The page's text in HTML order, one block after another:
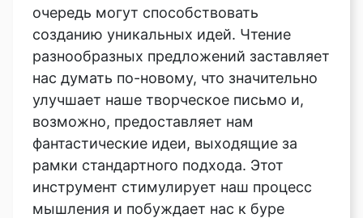
очередь могут способствовать
созданию уникальных идей. Чтение
разнообразных предложений заставляет
нас думать по-новому, что значительно
улучшает наше творческое письмо и,
возможно, предоставляет нам
фантастические идеи, выходящие за
рамки стандартного подхода. Этот
инструмент стимулирует наш процесс
мышления и побуждает нас к буре